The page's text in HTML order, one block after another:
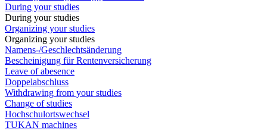
During your studies
During your studies
Organizing your studies
Organizing your studies
Namens-/Geschlechtsänderung
Bescheinigung für Rentenversicherung
Leave of abesence
Doppelabschluss
Withdrawing from your studies
Change of studies
Hochschulortswechsel
TUKAN machines